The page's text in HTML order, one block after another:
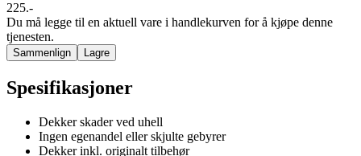
225.-
Du må legge til en aktuell vare i handlekurven for å kjøpe denne
tjenesten.
Sammenlign Lagre
Spesifikasjoner
Dekker skader ved uhell
Ingen egenandel eller skjulte gebyrer
Dekker inkl. originalt tilbehør